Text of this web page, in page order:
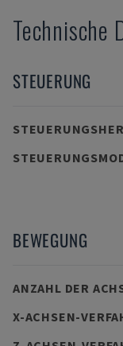
Technische
STEUERUNG
BEWEGUNG
ANZAHL DER
X-ACHSEN-